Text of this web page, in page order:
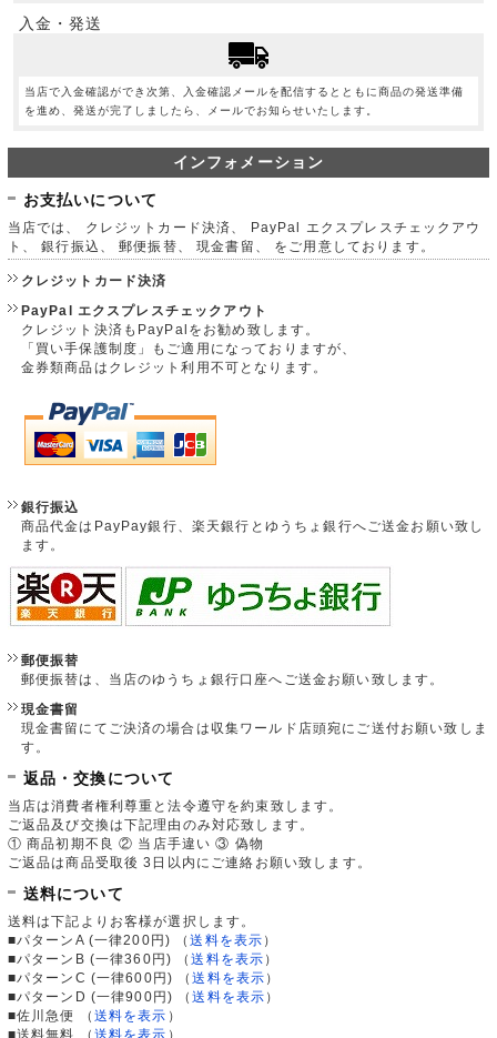
入金・発送
当店で入金確認ができ次第、入金確認メールを配信するとともに商品の発送準備
を進め、発送が完了しましたら、メールでお知らせいたします。
インフォメーション
お支払いについて
当店では、 クレジットカード決済、 PayPal エクスプレスチェックアウ
ト、 銀行振込、 郵便振替、 現金書留、 をご用意しております。
クレジットカード決済
PayPal エクスプレスチェックアウト
クレジット決済もPayPalをお勧め致します。
「買い手保護制度」もご適用になっておりますが、
金券類商品はクレジット利用不可となります。
銀行振込
商品代金はPayPay銀行、楽天銀行とゆうちょ銀行へご送金お願い致し
ます。
郵便振替
郵便振替は、当店のゆうちょ銀行口座へご送金お願い致します。
現金書留
現金書留にてご決済の場合は収集ワールド店頭宛にご送付お願い致しま
す。
返品・交換について
当店は消費者権利尊重と法令遵守を約束致します。
ご返品及び交換は下記理由のみ対応致します。
① 商品初期不良 ② 当店手違い ③ 偽物
ご返品は商品受取後 3日以内にご連絡お願い致します。
送料について
送料は下記よりお客様が選択します。
■パターンA (一律200円)
（送料を表示 ）
■パターンB (一律360円)
（送料を表示 ）
■パターンC (一律600円)
（送料を表示 ）
■パターンD (一律900円)
（送料を表示 ）
■佐川急便
（ 送料を表示 ）
■送料無料
（ 送料を表示 ）